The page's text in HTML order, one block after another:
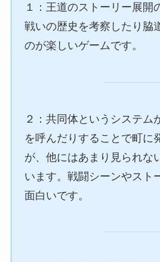
１：王道のストーリー展開
戦いの歴史を考察したり脇
のが楽しいゲームです。
２：共同体というシステム
を呼んだりすることで町に
が、他にはあまり見られな
います。戦闘シーンやスト
面白いです。